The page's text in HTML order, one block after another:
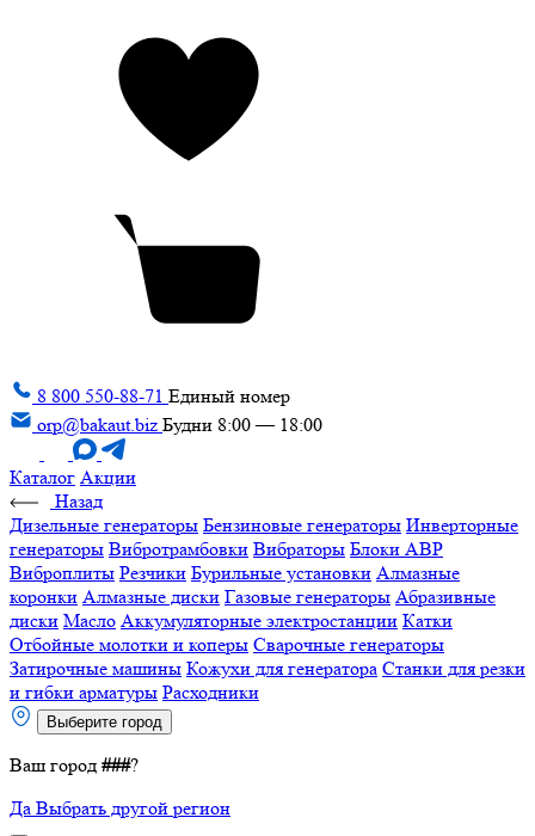
8 800 550-88-71 Единый номер
orp@bakaut.biz Будни 8:00 — 18:00
Каталог Акции
Назад
Дизельные генераторы Бензиновые генераторы Инверторные
генераторы Вибротрамбовки Вибраторы Блоки АВР
Виброплиты Резчики Бурильные установки Алмазные
коронки Алмазные диски Газовые генераторы Абразивные
диски Масло Аккумуляторные электростанции Катки
Отбойные молотки и коперы Сварочные генераторы
Затирочные машины Кожухи для генератора Станки для резки
и гибки арматуры Расходники
Выберите город
Ваш город ###?
Да Выбрать другой регион